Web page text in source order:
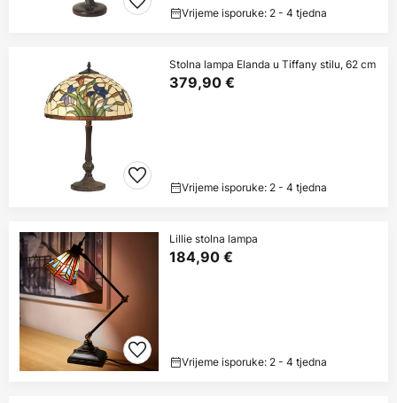
Vrijeme isporuke: 2 - 4 tjedna
Stolna lampa Elanda u Tiffany stilu, 62 cm
379,90 €
Vrijeme isporuke: 2 - 4 tjedna
Lillie stolna lampa
184,90 €
Vrijeme isporuke: 2 - 4 tjedna